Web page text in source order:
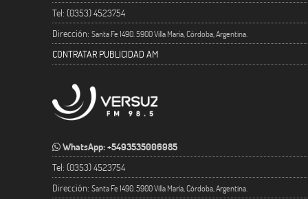
Tel: (0353) 4523754
Dirección: Santa Fe 1490. 5900 Villa María, Córdoba, Argentina.
CONTRATAR PUBLICIDAD AM
WhatsApp: +5493535006985
Tel: (0353) 4523754
Dirección: Santa Fe 1490. 5900 Villa María, Córdoba, Argentina.